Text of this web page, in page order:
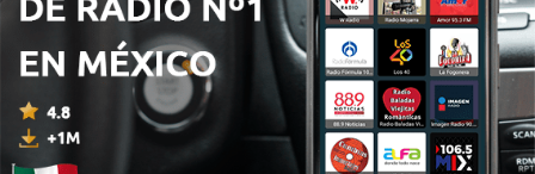
De Todo Un Mucho Relatos Forenses Podcast